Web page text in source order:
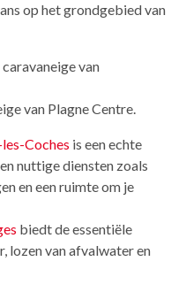
op het grondgebied van
van
van Plagne Centre.
Coches is een echte
nuttige diensten zoals
en een ruimte om je
biedt de essentiële
lozen van afvalwater en